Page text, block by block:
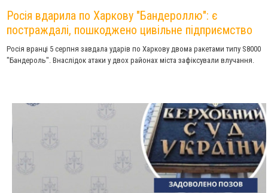
Росія вдарила по Харкову "Бандероллю": є
постраждалі, пошкоджено цивільне підприємство
Росія вранці 5 серпня завдала ударів по Харкову двома ракетами типу S8000
"Бандероль". Внаслідок атаки у двох районах міста зафіксували влучання.